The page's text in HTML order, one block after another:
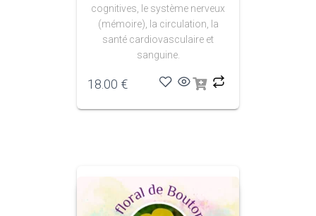
cognitives, le système nerveux
(mémoire), la circulation, la
santé cardiovasculaire et
sanguine.
18.00 €